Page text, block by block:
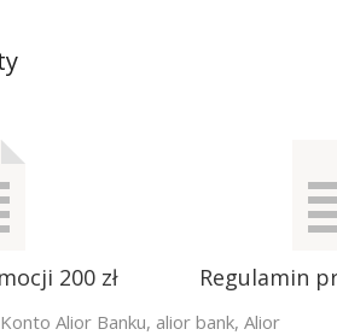
200 zł Regulamin
Alior Banku, alior bank, Alior